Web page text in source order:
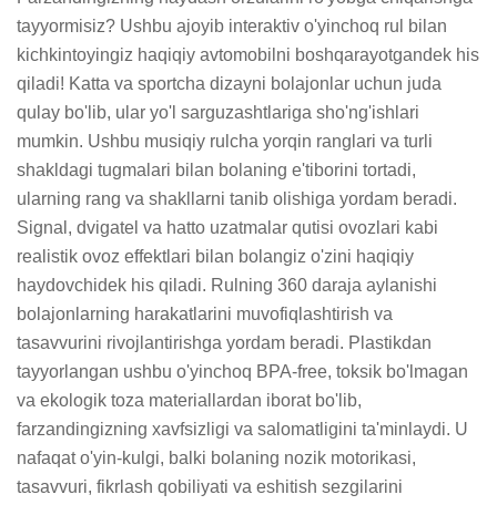
tayyormisiz? Ushbu ajoyib interaktiv o'yinchoq rul bilan
kichkintoyingiz haqiqiy avtomobilni boshqarayotgandek his
qiladi! Katta va sportcha dizayni bolajonlar uchun juda
qulay bo'lib, ular yo'l sarguzashtlariga sho'ng'ishlari
mumkin. Ushbu musiqiy rulcha yorqin ranglari va turli
shakldagi tugmalari bilan bolaning e'tiborini tortadi,
ularning rang va shakllarni tanib olishiga yordam beradi.
Signal, dvigatel va hatto uzatmalar qutisi ovozlari kabi
realistik ovoz effektlari bilan bolangiz o'zini haqiqiy
haydovchidek his qiladi. Rulning 360 daraja aylanishi
bolajonlarning harakatlarini muvofiqlashtirish va
tasavvurini rivojlantirishga yordam beradi. Plastikdan
tayyorlangan ushbu o'yinchoq BPA-free, toksik bo'lmagan
va ekologik toza materiallardan iborat bo'lib,
farzandingizning xavfsizligi va salomatligini ta'minlaydi. U
nafaqat o'yin-kulgi, balki bolaning nozik motorikasi,
tasavvuri, fikrlash qobiliyati va eshitish sezgilarini